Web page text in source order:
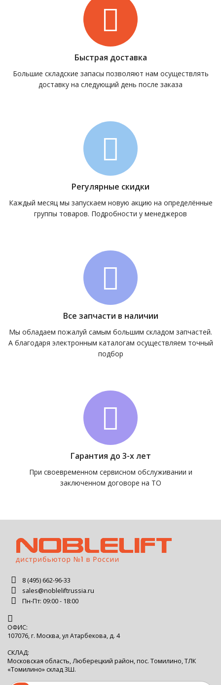
Быстрая доставка
Большие складские запасы позволяют нам осуществлять
доставку на следующий день после заказа
Регулярные скидки
Каждый месяц мы запускаем новую акцию на определённые
группы товаров. Подробности у менеджеров
Все запчасти в наличии
Мы обладаем пожалуй самым большим складом запчастей.
А благодаря электронным каталогам осуществляем точный
подбор
Гарантия до 3-х лет
При своевременном сервисном обслуживании и
заключенном договоре на ТО
8 (495) 662-96-33
sales@nobleliftrussia.ru
Пн-Пт: 09:00 - 18:00
ОФИС:
107076, г. Москва, ул Атарбекова, д. 4
СКЛАД:
Московская область, Люберецкий район, пос. Томилино, ТЛК
«Томилино» склад 3Ш.